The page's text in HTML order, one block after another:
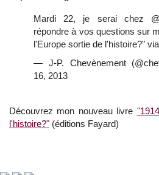
Mardi 22, je serai chez
répondre à vos questions sur
l'Europe sortie de l'histoire?" via
— J-P. Chevènement
16, 2013
Découvrez mon nouveau livre
l'histoire?" (éditions Fayard)